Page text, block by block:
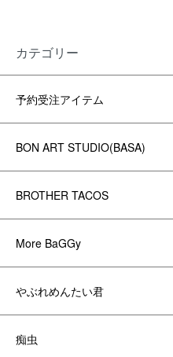
カテゴリー
予約受注アイテム
BON ART STUDIO(BASA)
BROTHER TACOS
More BaGGy
やぶれめんたい君
痴虫